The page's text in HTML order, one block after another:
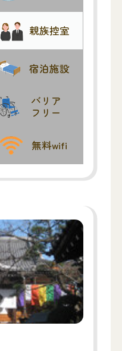
親族控室
宿泊施設
バリア
フリー
無料wifi